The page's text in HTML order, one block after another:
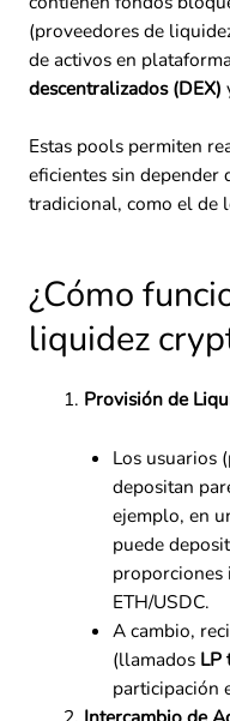
(proveedores de
de activos en
descentralizados (DEX)
Estas pools permiten
eficientes sin depender
tradicional, como el de
¿Cómo
liquidez
Provisión de
Los usuarios
depositan
ejemplo, en
puede
proporciones
ETH/USDC.
A cambio,
(llamados LP
participación